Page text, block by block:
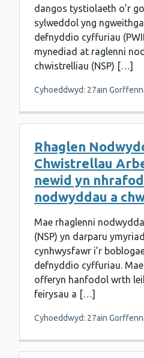
dangos tystiolaeth o’r
sylweddol yng
defnyddio cyffuriau
mynediad at raglenni
chwistrelliau (NSP) […]
Cyhoeddwyd: 27ain
Rhaglen
Chwistrellau
newid yn
nodwyddau a
Mae rhaglenni
(NSP) yn darparu
cynhwysfawr i’r
defnyddio cyffuriau.
offeryn hanfodol wrth
feirysau a […]
Cyhoeddwyd: 27ain